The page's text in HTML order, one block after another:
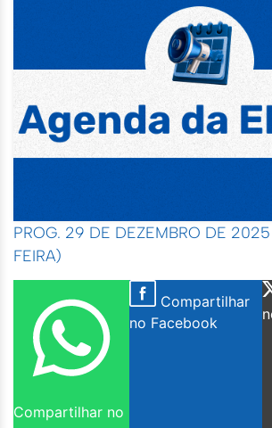
PROG. 29 DE DEZEMBRO DE
FEIRA)
Compartilhar no
Compartilhar
no Facebook